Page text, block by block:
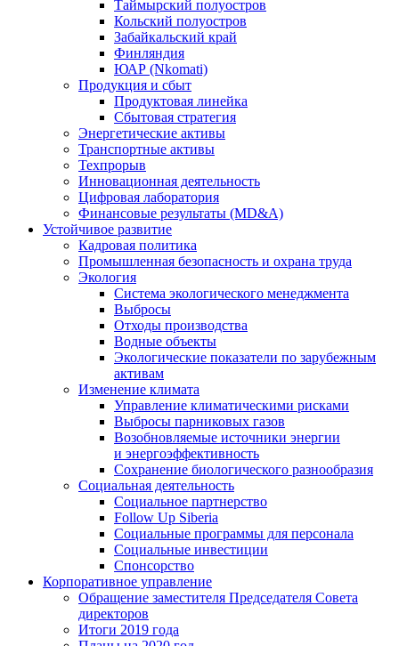
Таймырский полуостров
Кольский полуостров
Забайкальский край
Финляндия
ЮАР (Nkomati)
Продукция и сбыт
Продуктовая линейка
Сбытовая стратегия
Энергетические активы
Транспортные активы
Техпрорыв
Инновационная деятельность
Цифровая лаборатория
Финансовые результаты (MD&A)
Устойчивое развитие
Кадровая политика
Промышленная безопасность и охрана труда
Экология
Система экологического менеджмента
Выбросы
Отходы производства
Водные объекты
Экологические показатели по зарубежным
активам
Изменение климата
Управление климатическими рисками
Выбросы парниковых газов
Возобновляемые источники энергии
и энергоэффективность
Сохранение биологического разнообразия
Социальная деятельность
Социальное партнерство
Follow Up Siberia
Социальные программы для персонала
Социальные инвестиции
Спонсорство
Корпоративное управление
Обращение заместителя Председателя Совета
директоров
Итоги 2019 года